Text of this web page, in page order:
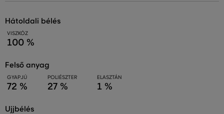
hátoldali bélés
VISZKÓZ
100 %
felső anyag
GYAPJÚ
72 %
POLIÉSZTER
27 %
ELASZTÁN
1 %
ujjbélés